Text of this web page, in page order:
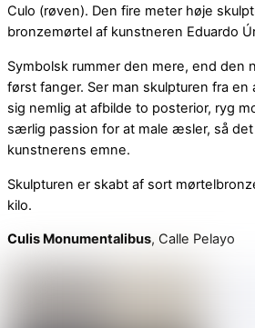
Culo (røven). Den fire meter høje
bronzemørtel af kunstneren Eduardo
Symbolsk rummer den mere, end den
først fanger. Ser man skulpturen fra en
sig nemlig at afbilde to posterior, ryg
særlig passion for at male æsler, så
kunstnerens emne.
Skulpturen er skabt af sort
kilo.
Culis Monumentalibus, Calle Pelayo